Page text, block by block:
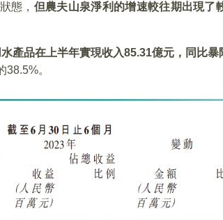
態， 但農夫山泉淨利的增速較往期出現了
產品在上半年實現收入85.31億元，同比暴
。